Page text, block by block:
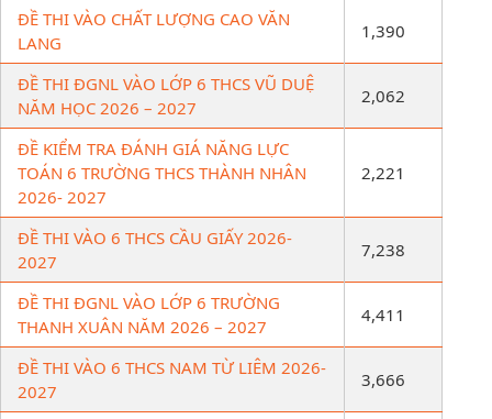
ĐỀ THI VÀO CHẤT LƯỢNG CAO VĂN
LANG
1,390
ĐỀ THI ĐGNL VÀO LỚP 6 THCS VŨ DUỆ
NĂM HỌC 2026 – 2027
2,062
ĐỀ KIỂM TRA ĐÁNH GIÁ NĂNG LỰC
TOÁN 6 TRƯỜNG THCS THÀNH NHÂN
2026- 2027
2,221
ĐỀ THI VÀO 6 THCS CẦU GIẤY 2026-
2027
7,238
ĐỀ THI ĐGNL VÀO LỚP 6 TRƯỜNG
THANH XUÂN NĂM 2026 – 2027
4,411
ĐỀ THI VÀO 6 THCS NAM TỪ LIÊM 2026-
2027
3,666